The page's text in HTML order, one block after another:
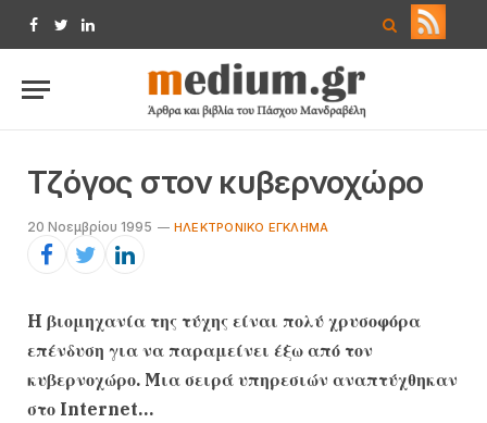
Facebook
TwitterLinkedIn
Tζόγος στον κυβερνοχώρο
20 Νοεμβρίου 1995 HΛΕΚΤΡΟΝΙΚΌ ΈΓΚΛΗΜΑ
H βιομηχανία της τύχης είναι πολύ χρυσοφόρα
επένδυση για να παραμείνει έξω από τον
κυβερνοχώρο. Mια σειρά υπηρεσιών αναπτύχθηκαν
στο Internet…